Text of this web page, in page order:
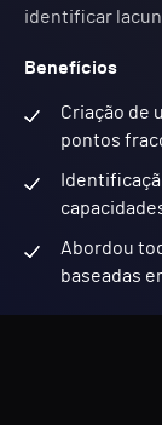
identificar
Benefícios
Criação de
pontos
Abordou
baseadas